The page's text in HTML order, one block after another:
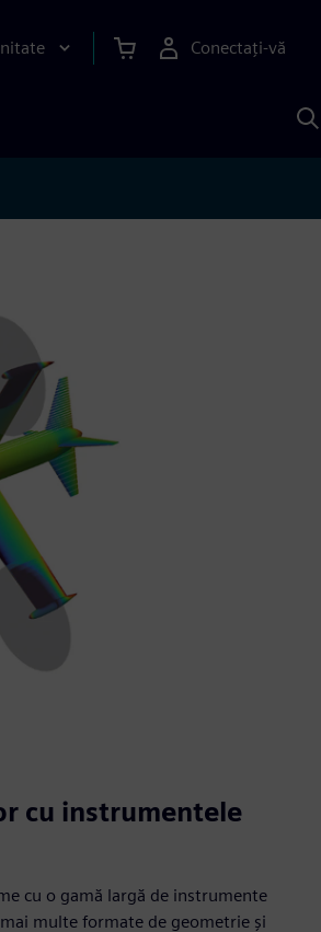
Conectați-vă
cu instrumentele
cu o gamă largă de instrumente
mai multe formate de geometrie și